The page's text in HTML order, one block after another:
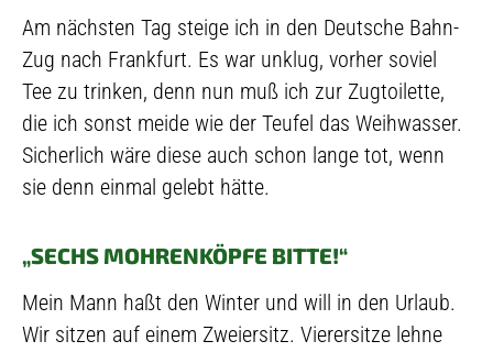
Am nächsten Tag steige ich in den Deutsche Bahn-
Zug nach Frankfurt. Es war unklug, vorher soviel
Tee zu trinken, denn nun muß ich zur Zugtoilette,
die ich sonst meide wie der Teufel das Weihwasser.
Sicherlich wäre diese auch schon lange tot, wenn
sie denn einmal gelebt hätte.
„SECHS MOHRENKÖPFE BITTE!“
Mein Mann haßt den Winter und will in den Urlaub.
Wir sitzen auf einem Zweiersitz. Vierersitze lehne